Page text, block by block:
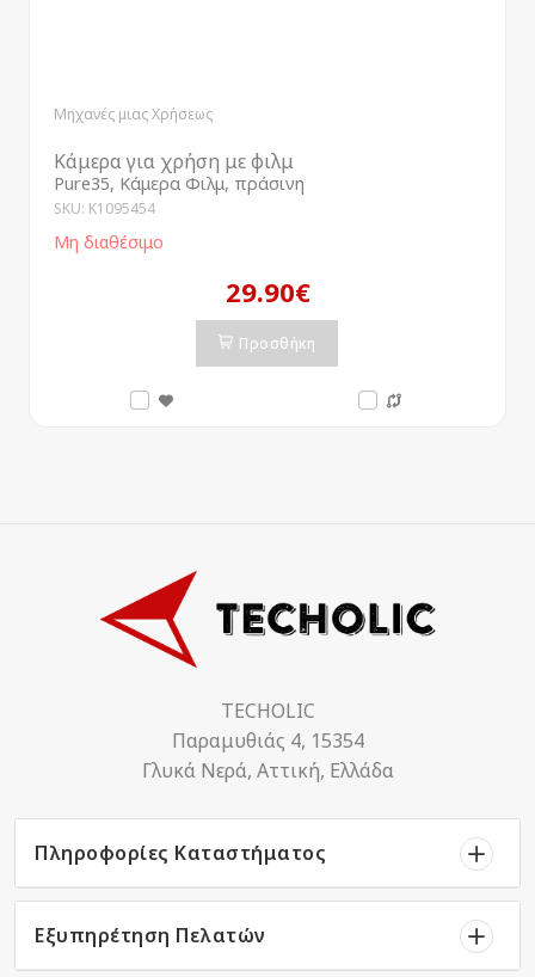
Μηχανές μιας Χρήσεως
Κάμερα για χρήση με φιλμ
Pure35, Κάμερα Φιλμ, πράσινη
SKU: K1095454
Μη διαθέσιμο
29.90€
Προσθήκη
TECHOLIC
Παραμυθιάς 4, 15354
Γλυκά Νερά, Αττική, Ελλάδα
Πληροφορίες Καταστήματος
Εξυπηρέτηση Πελατών